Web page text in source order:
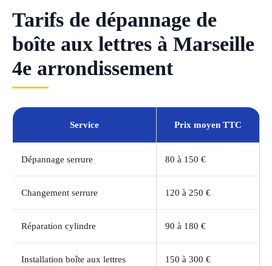
Tarifs de dépannage de
boîte aux lettres à Marseille
4e arrondissement
Service Prix moyen TTC
Dépannage serrure 80 à 150 €
Changement serrure 120 à 250 €
Réparation cylindre 90 à 180 €
Installation boîte aux lettres 150 à 300 €